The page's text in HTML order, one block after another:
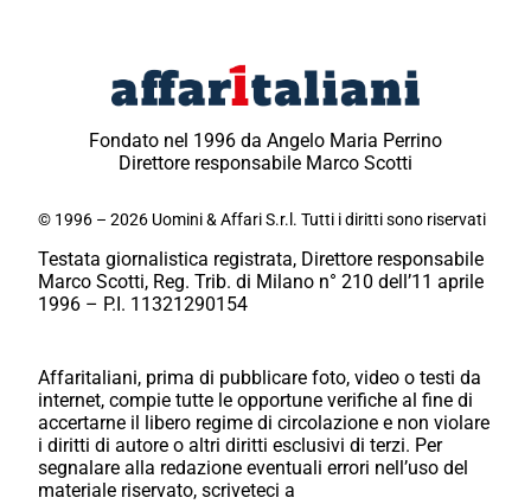
Fondato nel 1996 da Angelo Maria Perrino
Direttore responsabile Marco Scotti
© 1996 – 2026 Uomini & Affari S.r.l. Tutti i diritti sono riservati
Testata giornalistica registrata, Direttore responsabile
Marco Scotti, Reg. Trib. di Milano n° 210 dell’11 aprile
1996 – P.I. 11321290154
Affaritaliani, prima di pubblicare foto, video o testi da
internet, compie tutte le opportune verifiche al fine di
accertarne il libero regime di circolazione e non violare
i diritti di autore o altri diritti esclusivi di terzi. Per
segnalare alla redazione eventuali errori nell’uso del
materiale riservato, scriveteci a